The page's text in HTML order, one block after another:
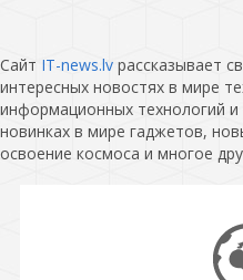
Сайт IT-news.lv рассказывает
интересных новостях в мире
информационных технологий
новинках в мире гаджетов,
освоение космоса и многое